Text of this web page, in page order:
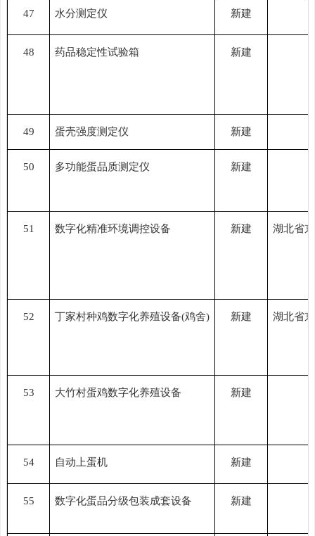
47 水分测定仪 新建
48 药品稳定性试验箱 新建
49 蛋壳强度测定仪 新建
50 多功能蛋品质测定仪 新建
51 数字化精准环境调控设备 新建 湖北省
52 丁家村种鸡数字化养殖设备(鸡舍) 新建 湖北省
53 大竹村蛋鸡数字化养殖设备 新建
54 自动上蛋机 新建
55 数字化蛋品分级包装成套设备 新建